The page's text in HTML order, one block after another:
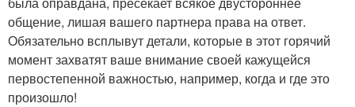
общение, лишая вашего партнера права на ответ.
Обязательно всплывут детали, которые в этот горячий
момент захватят ваше внимание своей кажущейся
первостепенной важностью, например, когда и где это
произошло!